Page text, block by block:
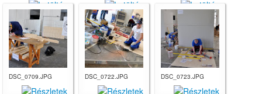
DSC_0709.JPG DSC_0722.JPG DSC_0723.JPG